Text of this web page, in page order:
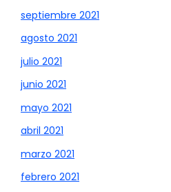
septiembre 2021
agosto 2021
julio 2021
junio 2021
mayo 2021
abril 2021
marzo 2021
febrero 2021